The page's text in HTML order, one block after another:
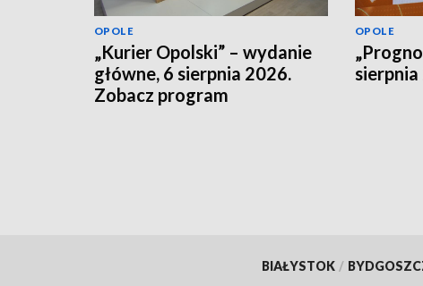
OPOLE
„Kurier Opolski” – wydanie
główne, 6 sierpnia 2026.
Zobacz program
OPOLE
BIAŁYSTOK /